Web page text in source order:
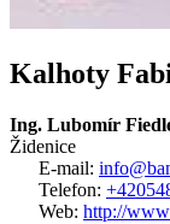
Kalhoty
Ing. Lubomír
Židenice
E-mail:
Telefon:
Web: http://